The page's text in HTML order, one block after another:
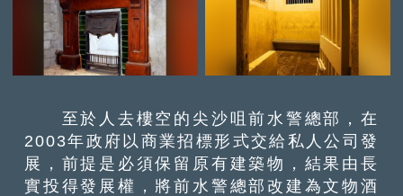
至於人去樓空的尖沙咀前水警總部，在
2003年政府以商業招標形式交給私人公司發
展，前提是必須保留原有建築物，結果由長
實投得發展權，將前水警總部改建為文物酒